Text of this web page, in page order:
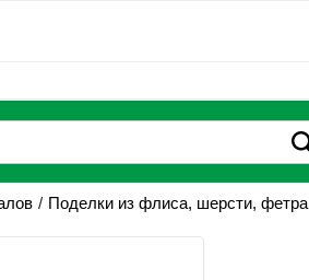
Поделки из флиса, шерсти, фетра